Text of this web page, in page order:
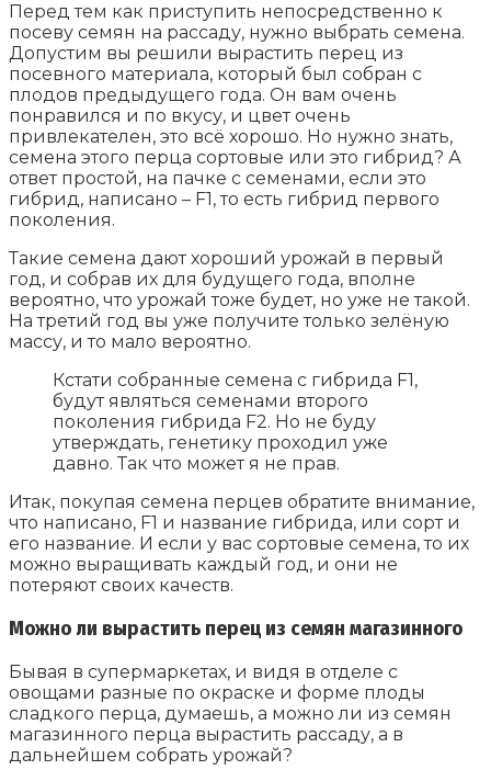
Перед тем как приступить непосредственно к
посеву семян на рассаду, нужно выбрать семена.
Допустим вы решили вырастить перец из
посевного материала, который был собран с
плодов предыдущего года. Он вам очень
понравился и по вкусу, и цвет очень
привлекателен, это всё хорошо. Но нужно знать,
семена этого перца сортовые или это гибрид? А
ответ простой, на пачке с семенами, если это
гибрид, написано – F1, то есть гибрид первого
поколения.
Такие семена дают хороший урожай в первый
год, и собрав их для будущего года, вполне
вероятно, что урожай тоже будет, но уже не такой.
На третий год вы уже получите только зелёную
массу, и то мало вероятно.
Кстати собранные семена с гибрида F1,
будут являться семенами второго
поколения гибрида F2. Но не буду
утверждать, генетику проходил уже
давно. Так что может я не прав.
Итак, покупая семена перцев обратите внимание,
что написано, F1 и название гибрида, или сорт и
его название. И если у вас сортовые семена, то их
можно выращивать каждый год, и они не
потеряют своих качеств.
Можно ли вырастить перец из семян магазинного
Бывая в супермаркетах, и видя в отделе с
овощами разные по окраске и форме плоды
сладкого перца, думаешь, а можно ли из семян
магазинного перца вырастить рассаду, а в
дальнейшем собрать урожай?